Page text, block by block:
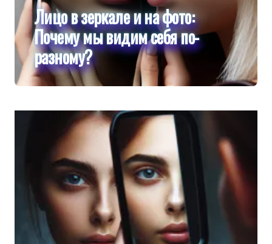
Лицо в зеркале и на фото:
Почему мы видим себя по-
разному?